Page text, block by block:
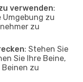
verwenden:
zu
zu
: Stehen Sie
Sie Ihre Beine,
zu